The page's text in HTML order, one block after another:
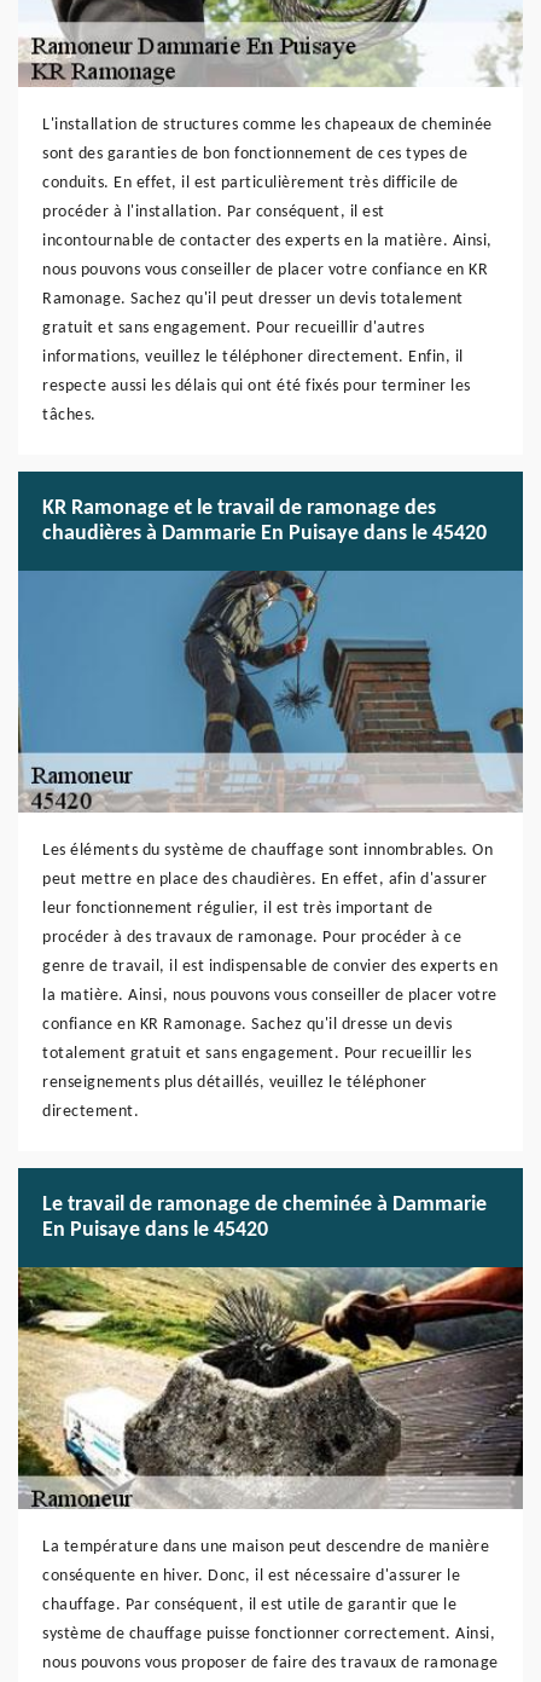
L'installation de structures comme les chapeaux de cheminée
sont des garanties de bon fonctionnement de ces types de
conduits. En effet, il est particulièrement très difficile de
procéder à l'installation. Par conséquent, il est
incontournable de contacter des experts en la matière. Ainsi,
nous pouvons vous conseiller de placer votre confiance en KR
Ramonage. Sachez qu'il peut dresser un devis totalement
gratuit et sans engagement. Pour recueillir d'autres
informations, veuillez le téléphoner directement. Enfin, il
respecte aussi les délais qui ont été fixés pour terminer les
tâches.
KR Ramonage et le travail de ramonage des
chaudières à Dammarie En Puisaye dans le 45420
Les éléments du système de chauffage sont innombrables. On
peut mettre en place des chaudières. En effet, afin d'assurer
leur fonctionnement régulier, il est très important de
procéder à des travaux de ramonage. Pour procéder à ce
genre de travail, il est indispensable de convier des experts en
la matière. Ainsi, nous pouvons vous conseiller de placer votre
confiance en KR Ramonage. Sachez qu'il dresse un devis
totalement gratuit et sans engagement. Pour recueillir les
renseignements plus détaillés, veuillez le téléphoner
directement.
Le travail de ramonage de cheminée à Dammarie
En Puisaye dans le 45420
La température dans une maison peut descendre de manière
conséquente en hiver. Donc, il est nécessaire d'assurer le
chauffage. Par conséquent, il est utile de garantir que le
système de chauffage puisse fonctionner correctement. Ainsi,
nous pouvons vous proposer de faire des travaux de ramonage